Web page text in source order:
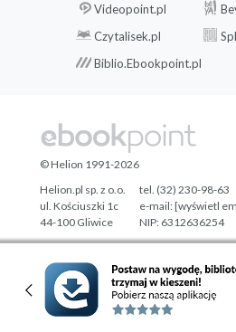
Videopoint.pl
Czytalisek.pl
Biblio.Ebookpoint.pl
Designed with ♥ byTonik.pl
© Helion 1991-2026
Helion.pl sp. z o.o.
ul. Kościuszki 1c
44-100 Gliwice
tel. (32) 230-98-63
e-mail:[wyświetl
NIP: 6312636254
Regon: 241989027
Pełna wersja